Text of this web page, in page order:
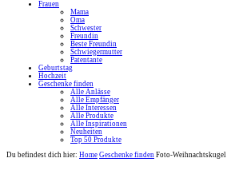
Frauen
Mama
Oma
Schwester
Freundin
Beste Freundin
Schwiegermutter
Patentante
Geburtstag
Hochzeit
Geschenke finden
Alle Anlässe
Alle Empfänger
Alle Interessen
Alle Produkte
Alle Inspirationen
Neuheiten
Top 50 Produkte
Du befindest dich hier: Home Geschenke finden Foto-Weihnachtskugel